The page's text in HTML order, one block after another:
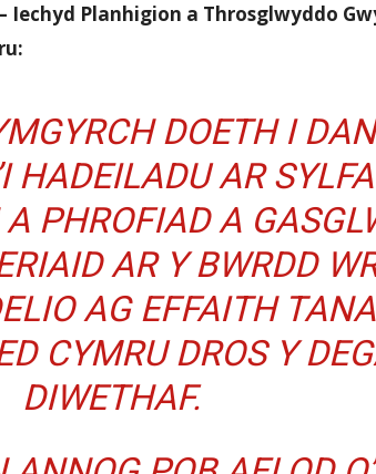
Iechyd Planhigion a Throsglwyddo
DOETH I
HADEILADU AR
PHROFIAD A
AR Y BWRDD
AG EFFAITH
CYMRU DROS Y
DIWETHAF.